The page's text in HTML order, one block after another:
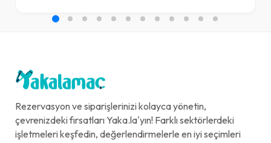
Rezervasyon ve siparişlerinizi kolayca yönetin,
çevrenizdeki fırsatları Yaka.la'yın! Farklı sektörlerdeki
işletmeleri keşfedin, değerlendirmelerle en iyi seçimleri